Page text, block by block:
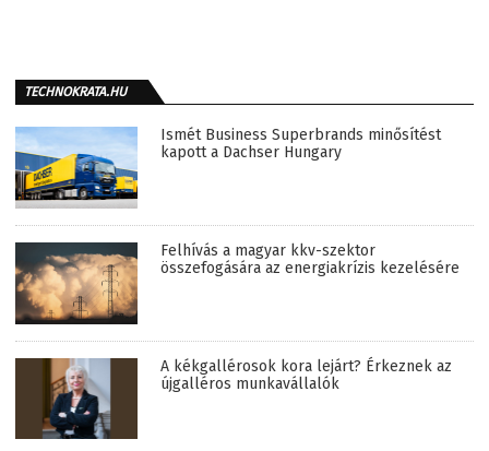
TECHNOKRATA.HU
Ismét Business Superbrands minősítést
kapott a Dachser Hungary
Felhívás a magyar kkv-szektor
összefogására az energiakrízis kezelésére
A kékgallérosok kora lejárt? Érkeznek az
újgalléros munkavállalók